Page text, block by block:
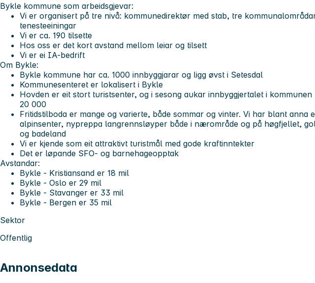
Bykle kommune som arbeidsgjevar:
Vi er organisert på tre nivå: kommunedirektør med stab, tre
tenesteeiningar
Vi er ca. 190 tilsette
Hos oss er det kort avstand mellom leiar og tilsett
Vi er ei IA-bedrift
Om Bykle:
Bykle kommune har ca. 1000 innbyggjarar og ligg øvst i Setesdal
Kommunesenteret er lokalisert i Bykle
Hovden er eit stort turistsenter, og i sesong aukar innbyggjertalet i
20 000
Fritidstilboda er mange og varierte, både sommar og vinter. Vi har blant anna
alpinsenter, nypreppa langrennsløyper både i nærområde og på høgfjellet,
og badeland
Vi er kjende som eit attraktivt turistmål med gode kraftinntekter
Det er løpande SFO- og barnehageopptak
Avstandar:
Bykle - Kristiansand er 18 mil
Bykle - Oslo er 29 mil
Bykle - Stavanger er 33 mil
Bykle - Bergen er 35 mil
Sektor
Offentlig
Annonsedata